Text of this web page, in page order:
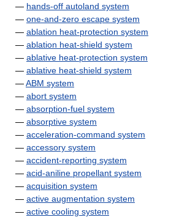
— hands-off autoland system
— one-and-zero escape system
— ablation heat-protection system
— ablation heat-shield system
— ablative heat-protection system
— ablative heat-shield system
—ABM system
— abort system
— absorption-fuel system
— absorptive system
— acceleration-command system
— accessory system
— accident-reporting system
— acid-aniline propellant system
— acquisition system
— active augmentation system
— active cooling system